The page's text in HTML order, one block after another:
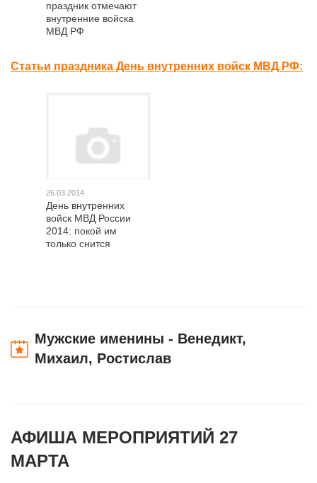
праздник отмечают
внутренние войска
МВД РФ
Статьи праздника День внутренних войск МВД РФ:
26.03.2014
День внутренних
войск МВД России
2014: покой им
только снится
Мужские именины - Венедикт,
Михаил, Ростислав
АФИША МЕРОПРИЯТИЙ 27
МАРТА